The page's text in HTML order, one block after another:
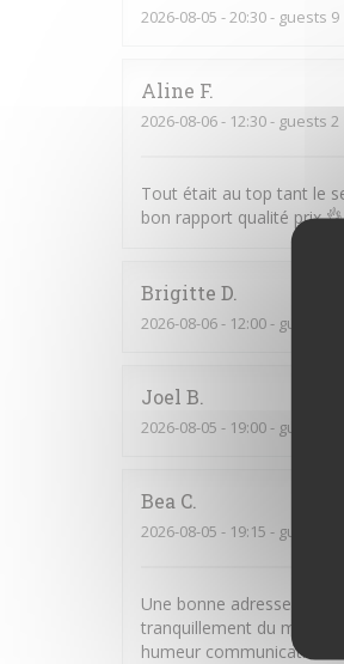
2026-08-05 - 20:30 - guests 9
Aline F
2026-08-06- 12:30 - guests 2
Tout était au top tant le
bon rapport qualité prix 👌
Brigitte D
2026-08-06- 12:00 - guests 2
Joel B
2026-08-05 - 19:00 - guests 2
Bea C
2026-08-05 - 19:15 - guests 2
Une bonne adresse sur
tranquillement du
humeur communicative.